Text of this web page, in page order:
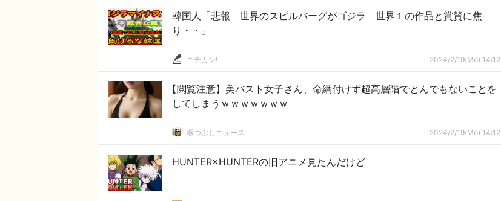
韓国人「悲報 世界のスピルバーグがゴジラ 世界１の作品と賞賛に焦
り・・」
ニチカン! 2024/2/19(Mo) 14:12
【閲覧注意】美バスト女子さん、命綱付けず超高層階でとんでもないことを
してしまうｗｗｗｗｗｗｗ
暇つぶしニュース 2024/2/19(Mo) 14:12
HUNTER×HUNTERの旧アニメ見たんだけど